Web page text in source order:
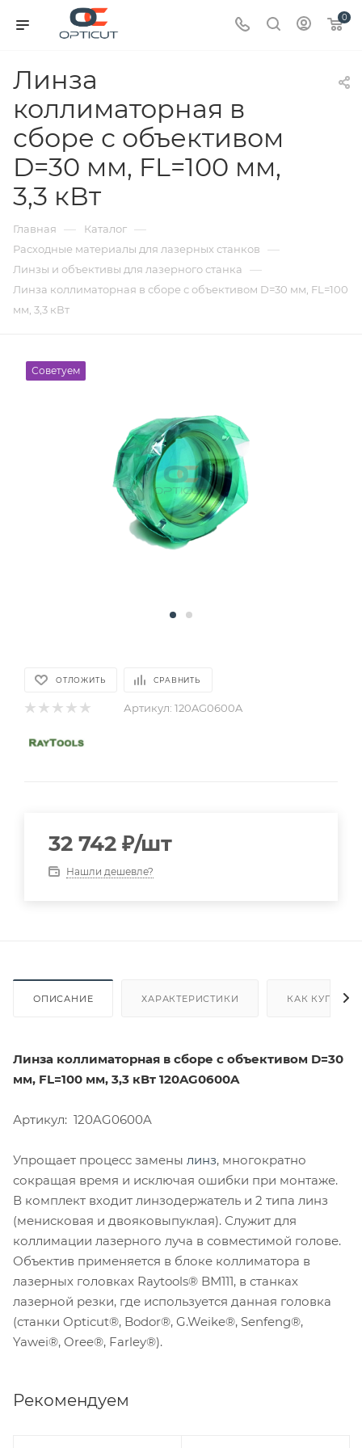
0
Линза
коллиматорная в
сборе с объективом
D=30 мм, FL=100 мм,
3,3 кВт
Главная — Каталог —
Расходные материалы для лазерных станков —
Линзы и объективы для лазерного станка —
Линза коллиматорная в сборе с объективом D=30 мм, FL=100
мм, 3,3 кВт
Советуем
ОТЛОЖИТЬ СРАВНИТЬ
Артикул: 120AG0600A
32 742 ₽/шт
Нашли дешевле?
ОПИСАНИЕ ХАРАКТЕРИСТИКИ КАК КУПИТЬ
Линза коллиматорная в сборе с объективом D=30
мм, FL=100 мм, 3,3 кВт 120AG0600A
Артикул: 120AG0600A
Упрощает процесс замены линз, многократно
сокращая время и исключая ошибки при монтаже.
В комплект входит линзодержатель и 2 типа линз
(менисковая и двояковыпуклая). Служит для
коллимации лазерного луча в совместимой голове.
Объектив применяется в блоке коллиматора в
лазерных головках Raytools® BМ111, в станках
лазерной резки, где используется данная головка
(станки Opticut®, Bodor®, G.Weike®, Senfeng®,
Yawei®, Oree®, Farley®).
Рекомендуем